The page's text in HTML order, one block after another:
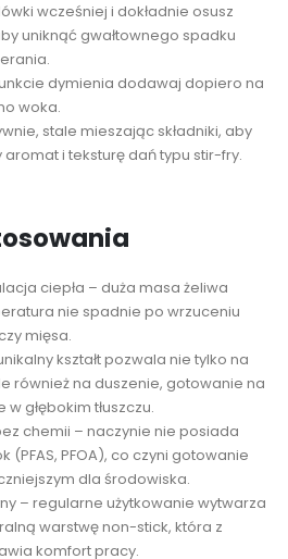
wcześniej i dokładnie osusz
uniknąć gwałtownego spadku
dymienia dodawaj dopiero na
woka.
stale mieszając składniki, aby
i teksturę dań typu stir-fry.
ciepła – duża masa żeliwa
nie spadnie po wrzuceniu
mięsa.
kształt pozwala nie tylko na
również na duszenie, gotowanie na
głębokim tłuszczu.
chemii – naczynie nie posiada
(PFAS, PFOA), co czyni gotowanie
dla środowiska.
– regularne użytkowanie wytwarza
warstwę non-stick, która z
komfort pracy.